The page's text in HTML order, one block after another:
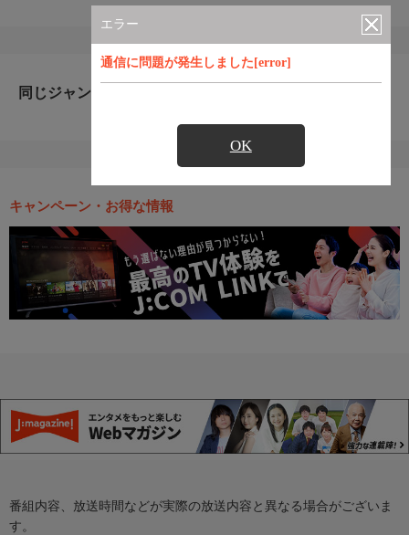
エラー
通信に問題が発生しました[error]
OK
同じジャンルのおすすめ番組
キャンペーン・お得な情報
番組内容、放送時間などが実際の放送内容と異なる場合がございま
す。